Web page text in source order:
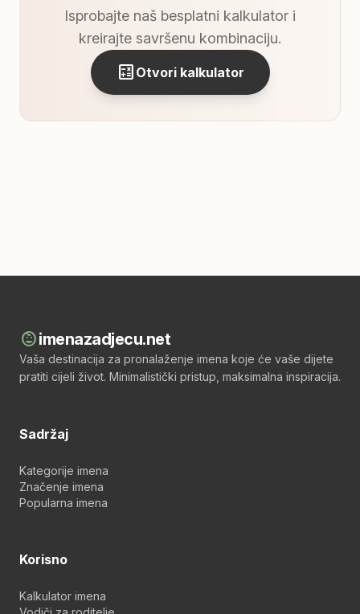
Isprobajte naš besplatni kalkulator i
kreirajte savršenu kombinaciju.
calculate Otvori kalkulator
child_careimenazadjecu.net
Vaša destinacija za pronalaženje imena koje će vaše dijete
pratiti cijeli život. Minimalistički pristup, maksimalna inspiracija.
Sadržaj
Kategorije imena
Značenje imena
Popularna imena
Korisno
Kalkulator imena